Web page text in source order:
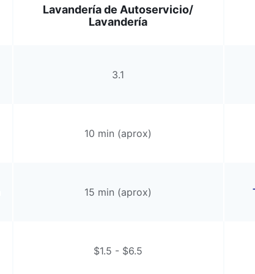
Lavandería de Autoservicio/
Lavandería
3.1
10 min (aprox)
15 min (aprox)
$1.5 - $6.5